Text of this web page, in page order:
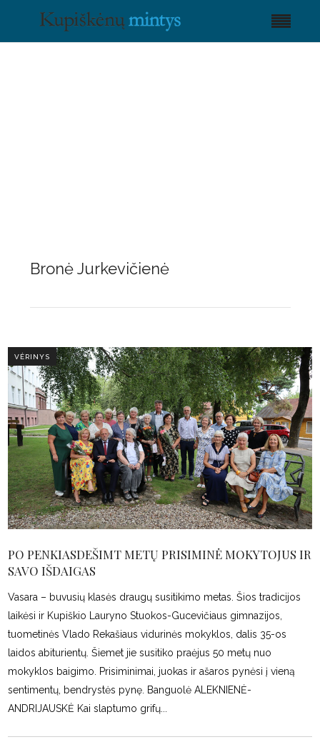
Bronė Jurkevičienė
VĖRINYS
PO PENKIASDEŠIMT METŲ PRISIMINĖ MOKYTOJUS IR
SAVO IŠDAIGAS
Vasara – buvusių klasės draugų susitikimo metas. Šios tradicijos
laikėsi ir Kupiškio Lauryno Stuokos-Gucevičiaus gimnazijos,
tuometinės Vlado Rekašiaus vidurinės mokyklos, dalis 35-os
laidos abiturientų. Šiemet jie susitiko praėjus 50 metų nuo
mokyklos baigimo. Prisiminimai, juokas ir ašaros pynėsi į vieną
sentimentų, bendrystės pynę. Banguolė ALEKNIENĖ-
ANDRIJAUSKĖ Kai slaptumo grifų